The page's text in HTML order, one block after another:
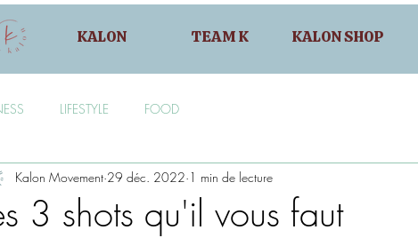
KALON TEAM K KALON SHOP
LIFESTYLE FOOD
3 shots qu'il vous faut
Kalon Movement 29 déc. 2022 1 min de lecture